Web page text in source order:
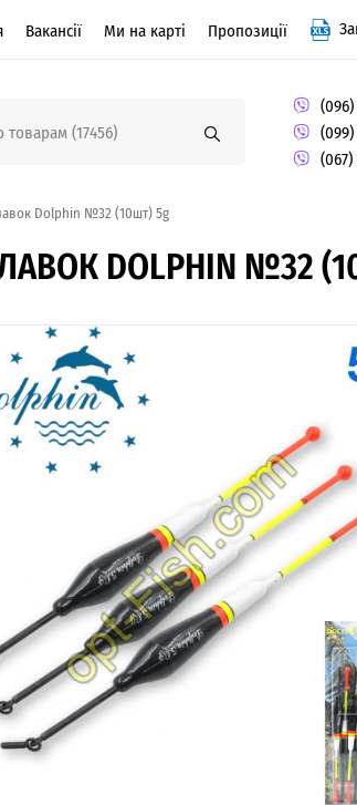
Вакансії Ми на карті Пропозиції
(067)
Dolphin №32 (10шт) 5g
DOLPHIN №32